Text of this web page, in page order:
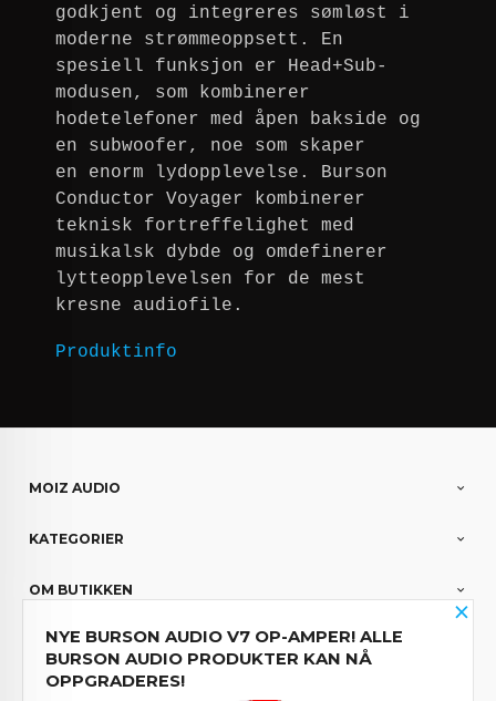
godkjent og integreres sømløst i
moderne strømmeoppsett. En
spesiell funksjon er Head+Sub-
modusen, som kombinerer
hodetelefoner med åpen bakside og
en subwoofer, noe som skaper
en enorm lydopplevelse. Burson
Conductor Voyager kombinerer
teknisk fortreffelighet med
musikalsk dybde og omdefinerer
lytteopplevelsen for de mest
kresne audiofile.
Produktinfo
MOIZ AUDIO
KATEGORIER
OM BUTIKKEN
PARTNERE
×
NYE BURSON AUDIO V7 OP-AMPER! ALLE
BURSON AUDIO PRODUKTER KAN NÅ
OPPGRADERES!